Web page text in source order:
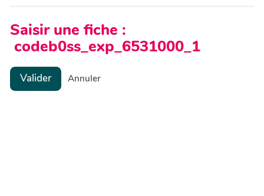
Saisir une fiche :
codeb0ss_exp_6531000_1
Valider Annuler